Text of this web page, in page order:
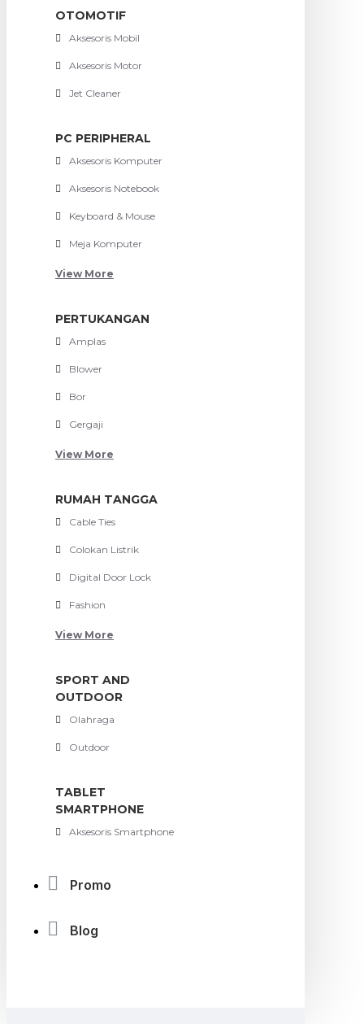
OTOMOTIF
Aksesoris Mobil
Aksesoris Motor
Jet Cleaner
PC PERIPHERAL
Aksesoris Komputer
Aksesoris Notebook
Keyboard & Mouse
Meja Komputer
View More
PERTUKANGAN
Amplas
Blower
Bor
Gergaji
View More
RUMAH TANGGA
Cable Ties
Colokan Listrik
Digital Door Lock
Fashion
View More
SPORT AND
OUTDOOR
Olahraga
Outdoor
TABLET
SMARTPHONE
Aksesoris Smartphone
Promo
Blog